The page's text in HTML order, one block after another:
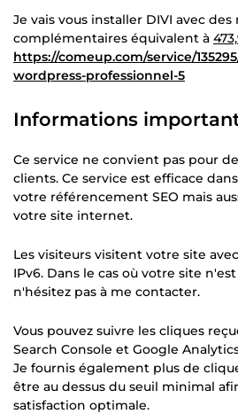
Je vais vous installer DIVI avec des
complémentaires équivalent à
https://comeup.com/service/
wordpress-professionnel-5
Informations
Ce service ne convient pas pour
clients. Ce service est efficace
votre référencement SEO mais
votre site internet.
Les visiteurs visitent votre site
IPv6. Dans le cas où votre site
n'hésitez pas à me contacter.
Vous pouvez suivre les cliques
Search Console et Google
Je fournis également plus de
être au dessus du seuil minimal
satisfaction optimale.